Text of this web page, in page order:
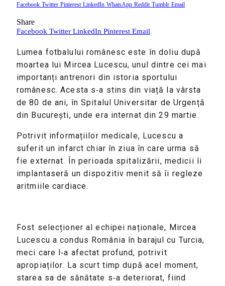
Facebook Twitter Pinterest LinkedIn WhatsApp Reddit Tumblr Email
Share
Facebook Twitter LinkedIn Pinterest Email
Lumea fotbalului românesc este în doliu după
moartea lui Mircea Lucescu, unul dintre cei mai
importanți antrenori din istoria sportului
românesc. Acesta s‑a stins din viață la vârsta
de 80 de ani, în Spitalul Universitar de Urgență
din București, unde era internat din 29 martie.
Potrivit informațiilor medicale, Lucescu a
suferit un infarct chiar în ziua în care urma să
fie externat. În perioada spitalizării, medicii îi
implantaseră un dispozitiv menit să îi regleze
aritmiile cardiace.
Fost selecționer al echipei naționale, Mircea
Lucescu a condus România în barajul cu Turcia,
meci care l‑a afectat profund, potrivit
apropiaților. La scurt timp după acel moment,
starea sa de sănătate s‑a deteriorat, fiind